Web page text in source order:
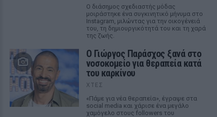
Ο διάσημος σχεδιαστής μόδας
μοιράστηκε ένα συγκινητικό μήνυμα στο
Instagram, μιλώντας για την οικογένειά
του, τη δημιουργικότητά του και τη χαρά
της ζωής.
O Γιώργος Παράσχος ξανά στο
νοσοκομείο για θεραπεία κατά
του καρκίνου
ΧΤΕΣ
«Πάμε για νέα θεραπεία», έγραψε στα
social media και χάρισε ένα μεγάλο
χαμόγελο στους followers του